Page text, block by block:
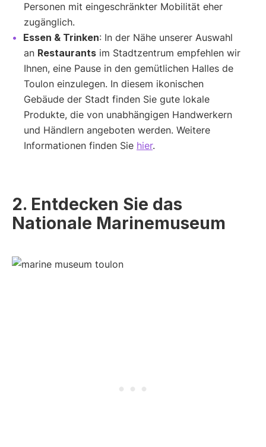
Personen mit eingeschränkter Mobilität eher
zugänglich.
Essen & Trinken: In der Nähe unserer Auswahl
an Restaurants im Stadtzentrum empfehlen wir
Ihnen, eine Pause in den gemütlichen Halles de
Toulon einzulegen. In diesem ikonischen
Gebäude der Stadt finden Sie gute lokale
Produkte, die von unabhängigen Handwerkern
und Händlern angeboten werden. Weitere
Informationen finden Sie hier.
2. Entdecken Sie das
Nationale Marinemuseum